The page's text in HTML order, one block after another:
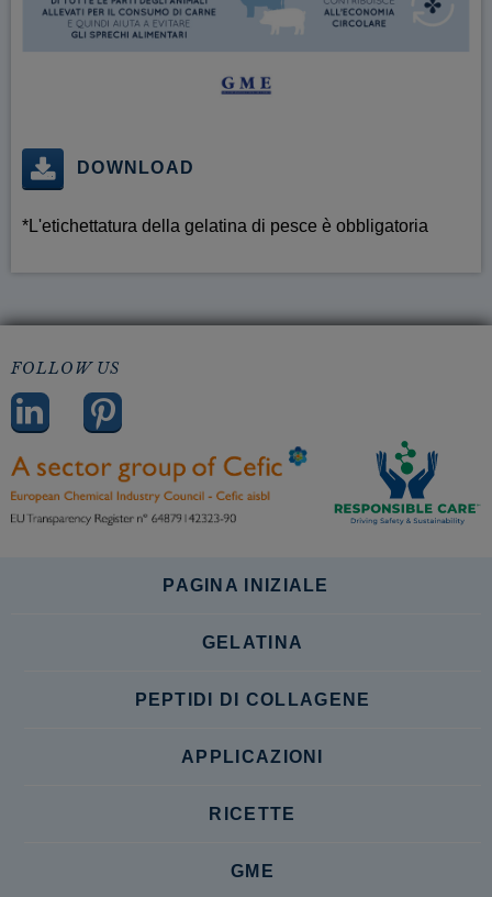
DOWNLOAD
*L'etichettatura della gelatina di pesce è obbligatoria
FOLLOW US
PAGINA INIZIALE
GELATINA
PEPTIDI DI COLLAGENE
APPLICAZIONI
RICETTE
GME